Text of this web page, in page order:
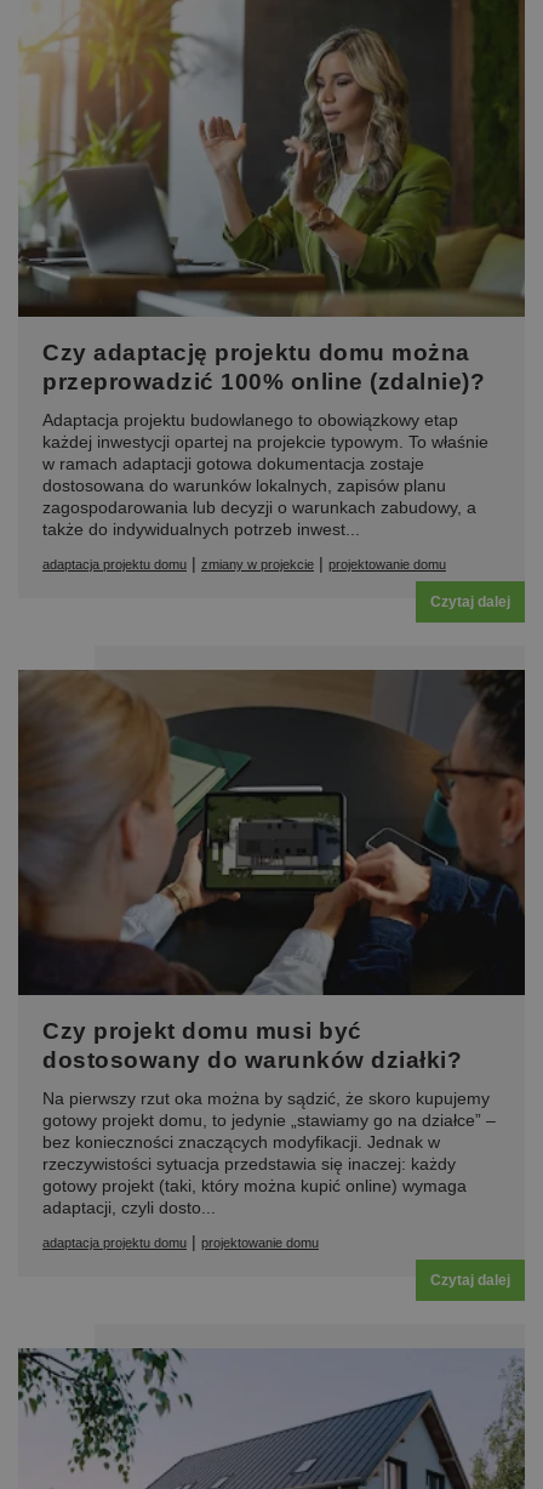
Czy adaptację projektu domu można
przeprowadzić 100% online (zdalnie)?
Adaptacja projektu budowlanego to obowiązkowy etap
każdej inwestycji opartej na projekcie typowym. To właśnie
w ramach adaptacji gotowa dokumentacja zostaje
dostosowana do warunków lokalnych, zapisów planu
zagospodarowania lub decyzji o warunkach zabudowy, a
także do indywidualnych potrzeb inwest...
adaptacja projektu domu | zmiany w projekcie | projektowanie domu
Czytaj dalej
Czy projekt domu musi być
dostosowany do warunków działki?
Na pierwszy rzut oka można by sądzić, że skoro kupujemy
gotowy projekt domu, to jedynie „stawiamy go na działce” –
bez konieczności znaczących modyfikacji. Jednak w
rzeczywistości sytuacja przedstawia się inaczej: każdy
gotowy projekt (taki, który można kupić online) wymaga
adaptacji, czyli dosto...
adaptacja projektu domu | projektowanie domu
Czytaj dalej